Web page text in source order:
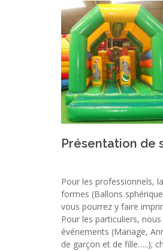
Présentation de
Pour les professionnels,
formes (Ballons
vous pourrez y faire
Pour les particuliers,
événements (Mariage,
de garçon et de fille…..);